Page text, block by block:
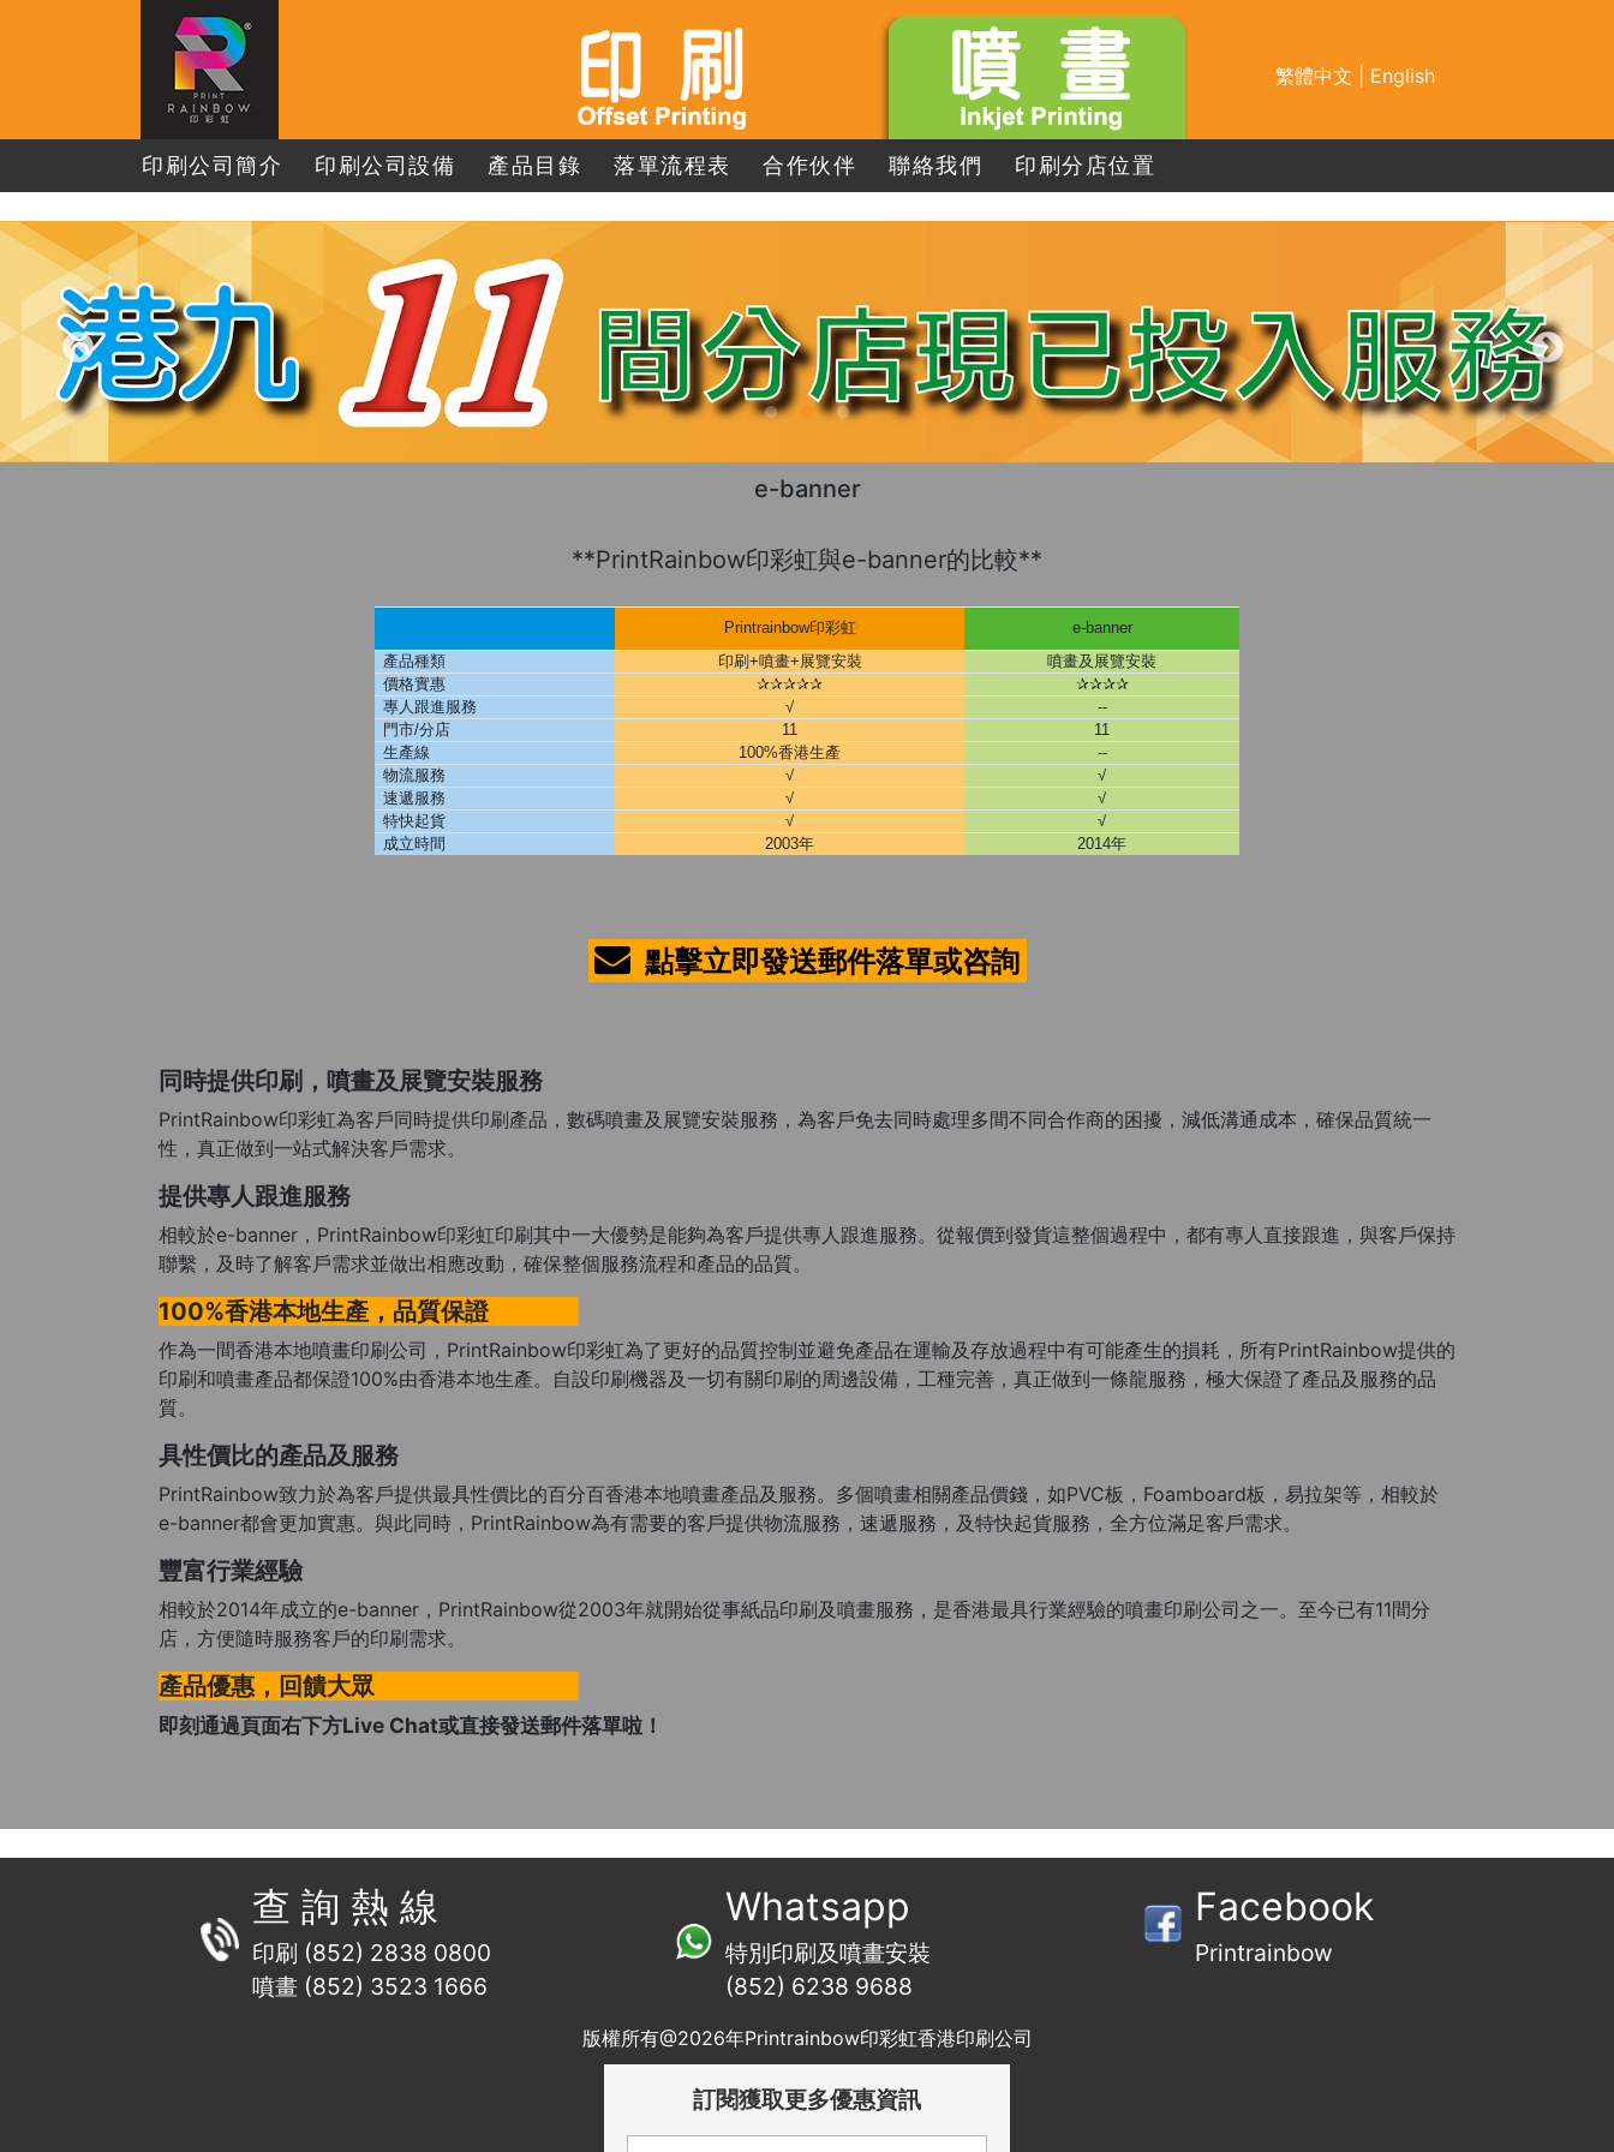
繁體中文 English
印刷公司簡介 印刷公司設備 產品目錄 落單流程表 合作伙伴 聯絡我們 印刷分店位置
e-banner
**PrintRainbow印彩虹與e-banner的比較**
Printrainbow印彩虹
e-banner
產品種類
印刷+噴畫+展覽安裝
噴畫及展覽安裝
價格實惠
✰✰✰✰✰
✰✰✰✰
專人跟進服務
√
--
門市/分店
11
11
生產線
100%香港生產
--
物流服務
√
√
速遞服務
√
√
特快起貨
√
√
成立時間
2003年 2014年
點擊立即發送郵件落單或咨詢
同時提供印刷，噴畫及展覽安裝服務
PrintRainbow印彩虹為客戶同時提供印刷產品，數碼噴畫及展覽安裝服務，為客戶免去同時處理多間不同合作商的困擾，減低溝通成本，確保品質統一
性，真正做到一站式解決客戶需求。
提供專人跟進服務
相較於e-banner，PrintRainbow印彩虹印刷其中一大優勢是能夠為客戶提供專人跟進服務。從報價到發貨這整個過程中，都有專人直接跟進，與客戶保持
聯繫，及時了解客戶需求並做出相應改動，確保整個服務流程和產品的品質。
100%香港本地生產，品質保證
作為一間香港本地噴畫印刷公司，PrintRainbow印彩虹為了更好的品質控制並避免產品在運輸及存放過程中有可能產生的損耗，所有PrintRainbow提供的
印刷和噴畫產品都保證100%由香港本地生產。自設印刷機器及一切有關印刷的周邊設備，工種完善，真正做到一條龍服務，極大保證了產品及服務的品
質。
具性價比的產品及服務
PrintRainbow致力於為客戶提供最具性價比的百分百香港本地噴畫產品及服務。多個噴畫相關產品價錢，如PVC板，Foamboard板，易拉架等，相較於
e-banner都會更加實惠。與此同時，PrintRainbow為有需要的客戶提供物流服務，速遞服務，及特快起貨服務，全方位滿足客戶需求。
豐富行業經驗
相較於2014年成立的e-banner，PrintRainbow從2003年就開始從事紙品印刷及噴畫服務，是香港最具行業經驗的噴畫印刷公司之一。至今已有11間分
店，方便隨時服務客戶的印刷需求。
產品優惠，回饋大眾
即刻通過頁面右下方Live Chat或直接發送郵件落單啦！
查 詢 熱 線
印刷 (852) 2838 0800
噴畫 (852) 3523 1666
Whatsapp
特別印刷及噴畫安裝
(852) 6238 9688
Facebook
Printrainbow
版權所有@2026年Printrainbow印彩虹香港印刷公司
訂閱獲取更多優惠資訊